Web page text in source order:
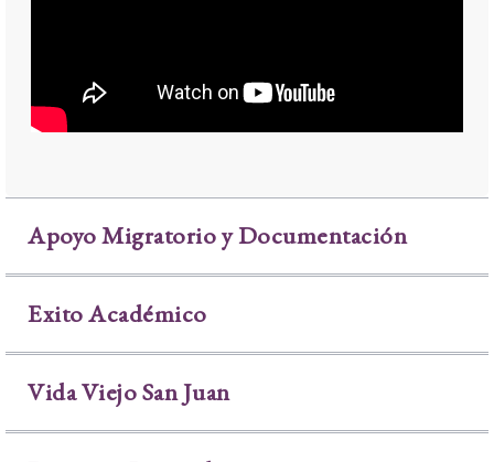
Apoyo Migratorio y Documentación
Exito Académico
Vida Viejo San Juan